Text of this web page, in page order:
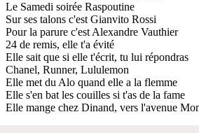
Le Samedi soirée Raspoutine
Sur ses talons c'est Gianvito Rossi
Pour la parure c'est Alexandre Vauthier
24 de remis, elle t'a évité
Elle sait que si elle t'écrit, tu lui répondras
Chanel, Runner, Lululemon
Elle met du Alo quand elle a la flemme
Elle s'en bat les couilles si t'as de la fame
Elle mange chez Dinand, vers l'avenue